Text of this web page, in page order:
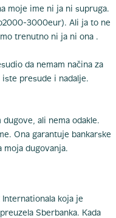
moje ime ni ja ni supruga.
3000eur). Ali ja to ne
trenutno ni ja ni ona .
da nemam načina za
presude i nadalje.
dugove, ali nema odakle.
Ona garantuje bankarske
moja dugovanja.
koja je
Sberbanka. Kada